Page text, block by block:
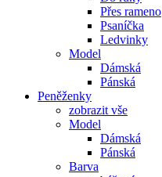
Přes rameno
Psaníčka
Ledvinky
Model
Dámská
Pánská
Peněženky
zobrazit vše
Model
Dámská
Pánská
Barva